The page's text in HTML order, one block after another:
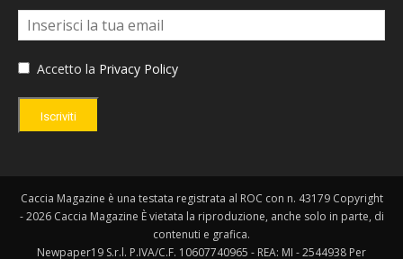
Accetto la Privacy Policy
Iscriviti
Caccia Magazine è una testata registrata al ROC con n. 43179 Copyright
- 2026 Caccia Magazine È vietata la riproduzione, anche solo in parte, di
contenuti e grafica.
Newpaper19 S.r.l. P.IVA/C.F. 10607740965 - REA: MI - 2544938 Per